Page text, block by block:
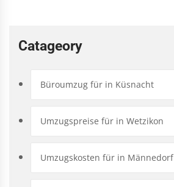
Catageory
Büroumzug für in Küsnacht
Umzugspreise für in Wetzikon
Umzugskosten für in Männedorf